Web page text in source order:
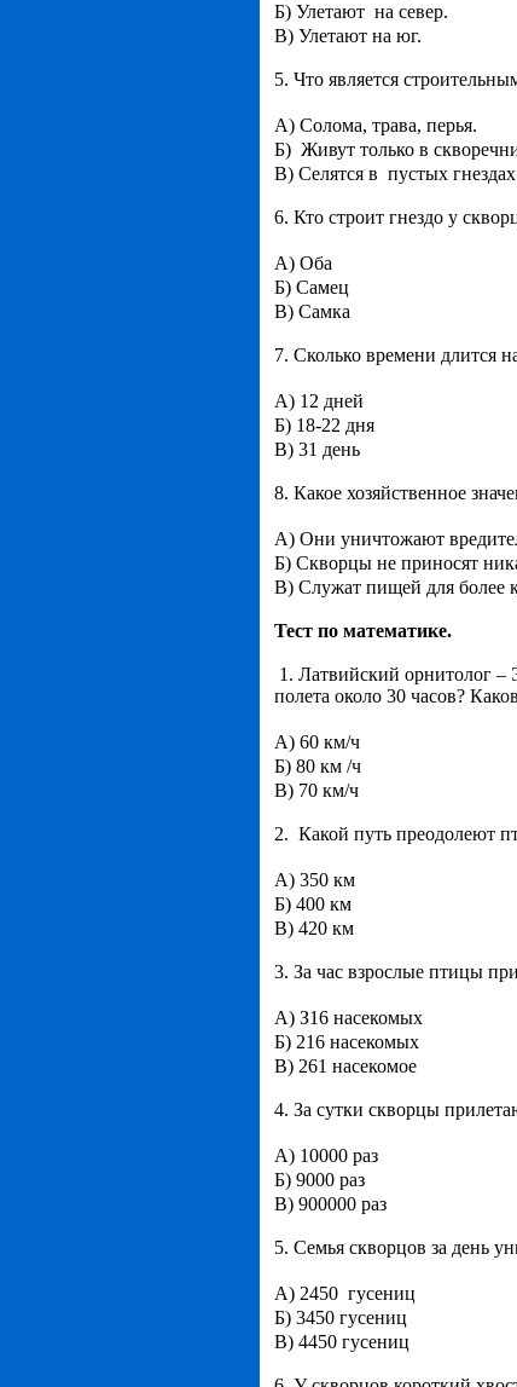
Б) Улетают на север.
В) Улетают на юг.
5. Что является
А) Солома, трава, перья.
Б) Живут только в
В) Селятся в пустых
6. Кто строит гнездо у
А) Оба
Б) Самец
В) Самка
7. Сколько времени длится
А) 12 дней
Б) 18-22 дня
В) 31 день
8. Какое хозяйственное
А) Они уничтожают
Б) Скворцы не приносят
В) Служат пищей для более
Тест по математике.
1. Латвийский орнитолог –
полета около 30 часов?
А) 60 км/ч
Б) 80 км /ч
В) 70 км/ч
2. Какой путь преодолеют
А) 350 км
Б) 400 км
В) 420 км
3. За час взрослые птицы
А) З16 насекомых
Б) 216 насекомых
В) 261 насекомое
4. За сутки скворцы
А) 10000 раз
Б) 9000 раз
В) 900000 раз
5. Семья скворцов за день
А) 2450 гусениц
Б) 3450 гусениц
В) 4450 гусениц